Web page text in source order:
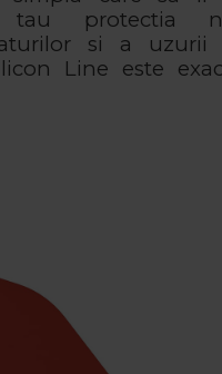
tau protectia
si a uzurii
Line este